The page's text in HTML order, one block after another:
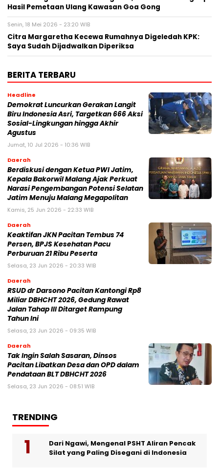
Hasil Pemetaan Ulang Kawasan Goa Gong
Senin, 18 Mei 2026 - 23:20 WIB
Citra Margaretha Kecewa Rumahnya Digeledah KPK:
Saya Sudah Dijadwalkan Diperiksa
BERITA TERBARU
Headline
Demokrat Luncurkan Gerakan Langit
Biru Indonesia Asri, Targetkan 666 Aksi
Sosial-Lingkungan hingga Akhir
Agustus
Jumat, 10 Jul 2026 - 10:36 WIB
Daerah
Berdiskusi dengan Ketua PWI Jatim,
Kepala Bakorwil Malang Ajak Perkuat
Narasi Pengembangan Potensi Selatan
Jatim Menuju Malang Megapolitan
Kamis, 25 Jun 2026 - 22:33 WIB
Daerah
Keaktifan JKN Pacitan Tembus 74
Persen, BPJS Kesehatan Pacu
Perburuan 21 Ribu Peserta
Selasa, 23 Jun 2026 - 20:33 WIB
Daerah
RSUD dr Darsono Pacitan Kantongi Rp8
Miliar DBHCHT 2026, Gedung Rawat
Jalan Tahap III Ditarget Rampung
Tahun Ini
Selasa, 23 Jun 2026 - 09:35 WIB
Daerah
Tak Ingin Salah Sasaran, Dinsos
Pacitan Libatkan Desa dan OPD dalam
Pendataan BLT DBHCHT 2026
Selasa, 23 Jun 2026 - 08:51 WIB
TRENDING
Dari Ngawi, Mengenal PSHT Aliran Pencak
Silat yang Paling Disegani di Indonesia